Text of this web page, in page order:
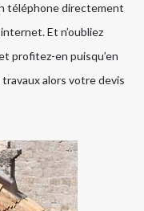
téléphone directement
Et n’oubliez
profitez-en puisqu’en
alors votre devis